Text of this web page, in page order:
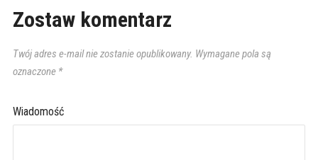
Zostaw komentarz
Twój adres e-mail nie zostanie opublikowany. Wymagane pola są
oznaczone *
Wiadomość